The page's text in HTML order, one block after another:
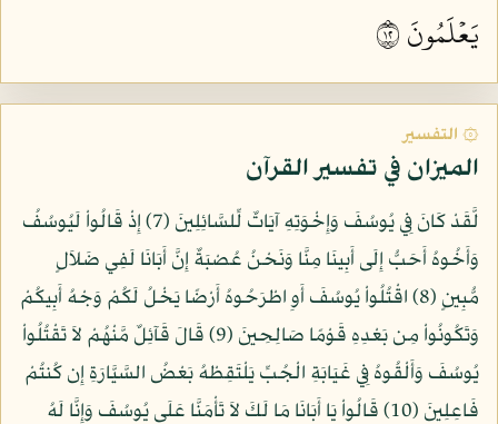
يَعۡلَمُونَ ٢١
۞ التفسير
الميزان في تفسير القرآن
لَّقَدْ كَانَ فِي يُوسُفَ وَإِخْوَتِهِ آيَاتٌ لِّلسَّائِلِينَ (7) إِذْ قَالُواْ لَيُوسُفُ
وَأَخُوهُ أَحَبُّ إِلَى أَبِينَا مِنَّا وَنَحْنُ عُصْبَةٌ إِنَّ أَبَانَا لَفِي ضَلاَلٍ
مُّبِينٍ (8) اقْتُلُواْ يُوسُفَ أَوِ اطْرَحُوهُ أَرْضًا يَخْلُ لَكُمْ وَجْهُ أَبِيكُمْ
وَتَكُونُواْ مِن بَعْدِهِ قَوْمًا صَالِحِينَ (9) قَالَ قَآئِلٌ مَّنْهُمْ لاَ تَقْتُلُواْ
يُوسُفَ وَأَلْقُوهُ فِي غَيَابَةِ الْجُبِّ يَلْتَقِطْهُ بَعْضُ السَّيَّارَةِ إِن كُنتُمْ
فَاعِلِينَ (10) قَالُواْ يَا أَبَانَا مَا لَكَ لاَ تَأْمَنَّا عَلَى يُوسُفَ وَإِنَّا لَهُ